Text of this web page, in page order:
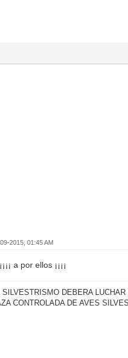
2015, 01:45 AM
a por ellos ¡¡¡¡
SILVESTRISMO DEBERA
CONTROLADA DE AVES